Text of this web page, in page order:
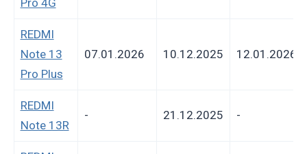
REDMI
Note 13
Pro Plus
07.01.2026 10.12.2025 12.01.2026
REDMI
Note 13R
- 21.12.2025 -